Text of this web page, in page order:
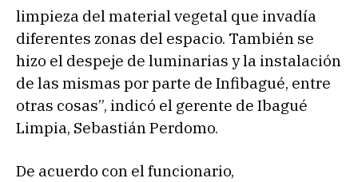
limpieza del material vegetal que invadía
diferentes zonas del espacio. También se
hizo el despeje de luminarias y la instalación
de las mismas por parte de Infibagué, entre
otras cosas”, indicó el gerente de Ibagué
Limpia, Sebastián Perdomo.
De acuerdo con el funcionario,